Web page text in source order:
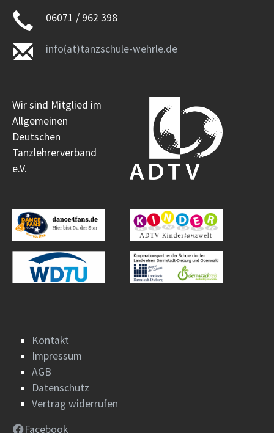
06071 / 962 398
info(at)tanzschule-wehrle.de
Wir sind Mitglied im
Allgemeinen
Deutschen
Tanzlehrerverband
e.V.
Kontakt
Impressum
AGB
Datenschutz
Vertrag widerrufen
Facebook